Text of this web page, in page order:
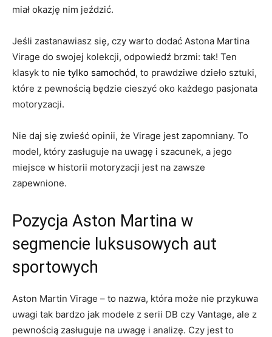
miał okazję nim jeździć.
Jeśli zastanawiasz ‌się,‌ czy ‌warto⁢ dodać Astona Martina⁤
Virage​ do swojej kolekcji, odpowiedź‌ brzmi: tak! Ten
klasyk to nie tylko samochód, ​to prawdziwe dzieło sztuki,
które z⁢ pewnością będzie cieszyć oko ⁢każdego pasjonata
motoryzacji.
Nie daj ⁣się zwieść⁢ opinii, że Virage jest⁤ zapomniany. To
model, który zasługuje ​na⁢ uwagę i szacunek, a jego
miejsce w historii ​motoryzacji ⁤jest na‌ zawsze
zapewnione.
Pozycja⁤ Aston Martina w
⁢segmencie luksusowych aut
sportowych
Aston Martin Virage – to ​nazwa, która ‌może nie przykuwa
uwagi tak⁢ bardzo jak ‌modele ⁤z⁢ serii DB czy Vantage, ale z‌
pewnością zasługuje‍ na uwagę⁣ i analizę. ‌Czy jest to